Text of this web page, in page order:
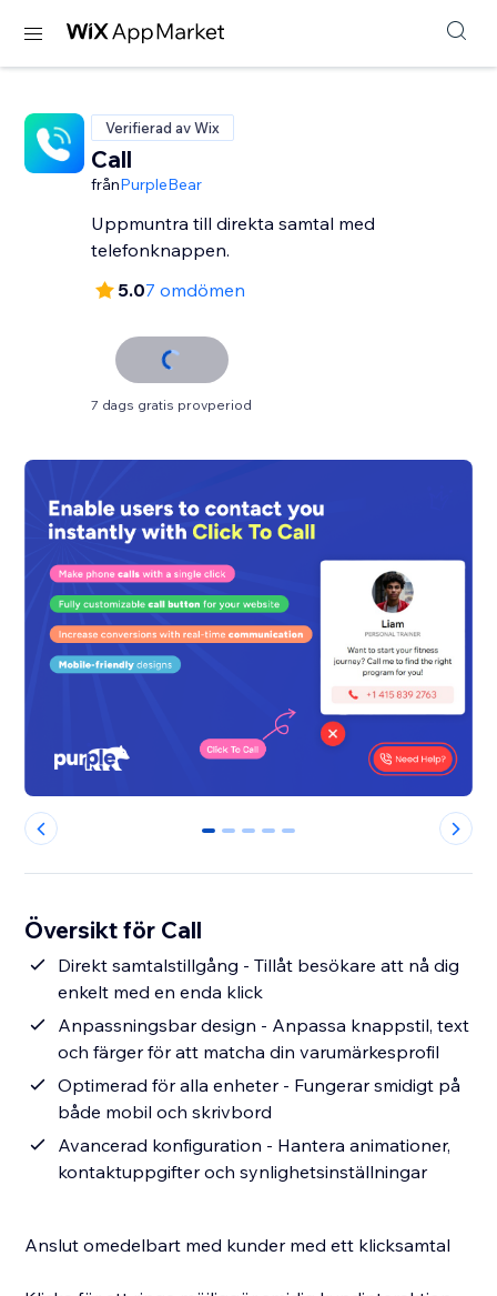
Verifierad av Wix
Call
frånPurpleBear
Uppmuntra till direkta samtal med
telefonknappen.
5.07 omdömen
7 dags gratis provperiod
0 1 2 3 4
Översikt för Call
Direkt samtalstillgång - Tillåt besökare att nå dig
enkelt med en enda klick
Anpassningsbar design - Anpassa knappstil, text
och färger för att matcha din varumärkesprofil
Optimerad för alla enheter - Fungerar smidigt på
både mobil och skrivbord
Avancerad konfiguration - Hantera animationer,
kontaktuppgifter och synlighetsinställningar
Anslut omedelbart med kunder med ett klicksamtal